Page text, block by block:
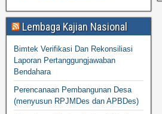
Lembaga Kajian Nasional
Bimtek Verifikasi Dan Rekonsiliasi
Laporan Pertanggungjawaban
Bendahara
Perencanaan Pembangunan Desa
(menyusun RPJMDes dan APBDes)